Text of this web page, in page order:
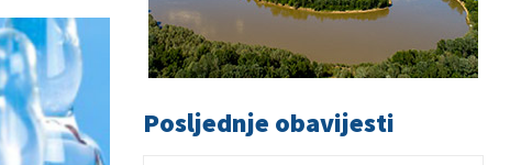
Posljednje obavijesti